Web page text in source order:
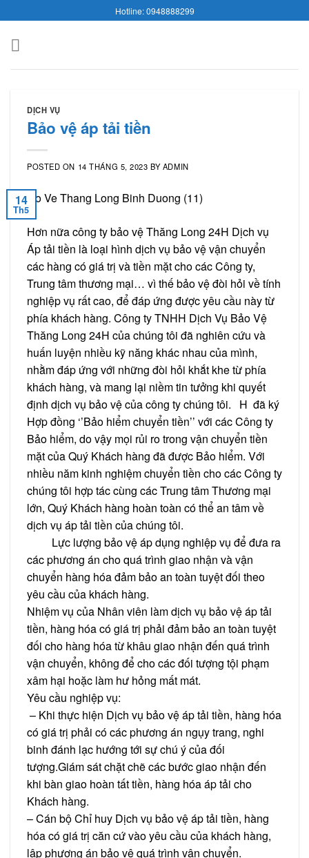
to
content
Hotline: 0948888299
DỊCH VỤ
Bảo vệ áp tải tiền
POSTED ON 14 THÁNG 5, 2023 BYADMIN
14
Th5
Hơn nữa công ty bảo vệ Thăng Long 24H Dịch vụ
Áp tải tiền là loại hình dịch vụ bảo vệ vận chuyển
các hàng có giá trị và tiền mặt cho các Công ty,
Trung tâm thương mại… vì thế bảo vệ đòi hỏi về tính
nghiệp vụ rất cao, để đáp ứng được yêu cầu này từ
phía khách hàng. Công ty TNHH Dịch Vụ Bảo Vệ
Thăng Long 24H của chúng tôi đã nghiên cứu và
huấn luyện nhiều kỹ năng khác nhau của mình,
nhằm đáp ứng với những đòi hỏi khắt khe từ phía
khách hàng, và mang lại niềm tin tưởng khi quyết
định dịch vụ bảo vệ của công ty chúng tôi. H đã ký
Hợp đồng ‘’Bảo hiểm chuyển tiền’’ với các Công ty
Bảo hiểm, do vậy mọi rủi ro trong vận chuyển tiền
mặt của Quý Khách hàng đã được Bảo hiểm. Với
nhiều năm kinh nghiệm chuyển tiền cho các Công ty
chúng tôi hợp tác cùng các Trung tâm Thương mại
lớn, Quý Khách hàng hoàn toàn có thể an tâm về
dịch vụ áp tải tiền của chúng tôi.
Lực lượng bảo vệ áp dụng nghiệp vụ để đưa ra
các phương án cho quá trình giao nhận và vận
chuyển hàng hóa đảm bảo an toàn tuyệt đối theo
yêu cầu của khách hàng.
Nhiệm vụ của Nhân viên làm dịch vụ bảo vệ áp tải
tiền, hàng hóa có giá trị phải đảm bảo an toàn tuyệt
đối cho hàng hóa từ khâu giao nhận đến quá trình
vận chuyển, không để cho các đối tượng tội phạm
xâm hại hoặc làm hư hỏng mất mát.
Yêu cầu nghiệp vụ:
– Khi thực hiện Dịch vụ bảo vệ áp tải tiền, hàng hóa
có giá trị phải có các phương án ngụy trang, nghi
binh đánh lạc hướng tới sự chú ý của đối
tượng.Giám sát chặt chẽ các bước giao nhận đến
khi bàn giao hoàn tất tiền, hàng hóa áp tải cho
Khách hàng.
– Cán bộ Chỉ huy Dịch vụ bảo vệ áp tải tiền, hàng
hóa có giá trị căn cứ vào yêu cầu của khách hàng,
lập phương án bảo vệ quá trình vận chuyển.